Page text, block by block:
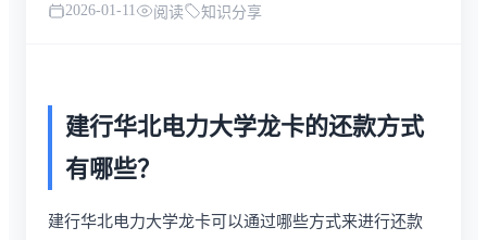
2026-01-11 阅读 知识分享
建行华北电力大学龙卡的还款方式
有哪些？
建行华北电力大学龙卡可以通过哪些方式来进行还款